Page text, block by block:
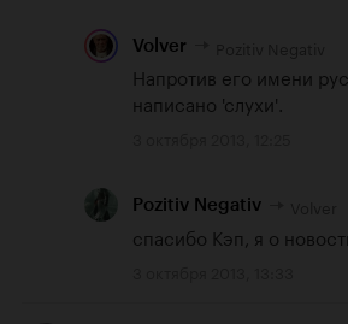
Volver
Напротив его имени
написано 'слухи'.
Pozitiv Negativ
спасибо Кэп, я о